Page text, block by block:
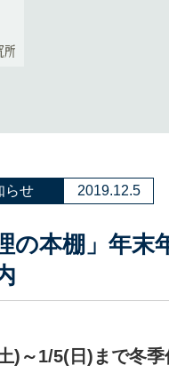
らせ 2019.12.5
の本棚」年末
)～1/5(日)まで冬季